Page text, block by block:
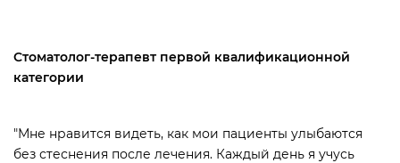
Стоматолог-терапевт первой квалификационной
категории
"Мне нравится видеть, как мои пациенты улыбаются
без стеснения после лечения. Каждый день я учусь